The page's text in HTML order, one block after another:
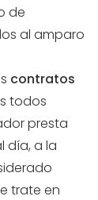
de
al amparo
contratos
todos
presta
día, a la
trate en